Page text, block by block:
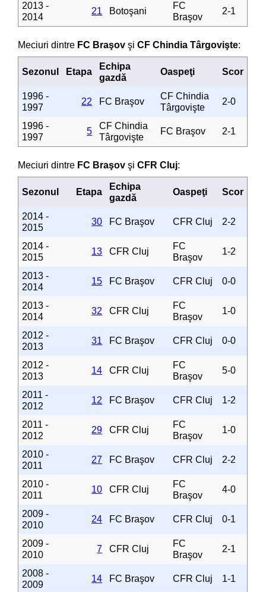
2013 -
2014
21 Botoşani
FC
Braşov
2-1
Meciuri dintre FC Braşov şiCF Chindia Târgovişte:
Sezonul Etapa
Echipa
gazdă
Oaspeţi Scor
1996 -
1997
22 FC Braşov
CF Chindia
Târgovişte
2-0
1996 -
1997
5
CF Chindia
Târgovişte
FC Braşov 2-1
Meciuri dintre FC Braşov şiCFR Cluj:
Sezonul Etapa
Echipa
gazdă
Oaspeţi Scor
2014 -
2015
30 FC Braşov CFR Cluj 2-2
2014 -
2015
13 CFR Cluj
FC
Braşov
1-2
2013 -
2014
15 FC Braşov CFR Cluj 0-0
2013 -
2014
32 CFR Cluj
FC
Braşov
1-0
2012 -
2013
31 FC Braşov CFR Cluj 0-0
2012 -
2013
14 CFR Cluj
FC
Braşov
5-0
2011 -
2012
12 FC Braşov CFR Cluj 1-2
2011 -
2012
29 CFR Cluj
FC
Braşov
1-0
2010 -
2011
27 FC Braşov CFR Cluj 2-2
2010 -
2011
10 CFR Cluj
FC
Braşov
4-0
2009 -
2010
24 FC Braşov CFR Cluj 0-1
2009 -
2010
7 CFR Cluj
FC
Braşov
2-1
2008 -
2009
14 FC Braşov CFR Cluj 1-1